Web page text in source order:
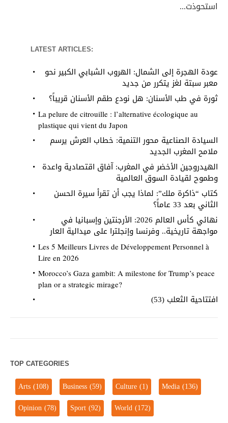
استحوذت...
LATEST ARTICLES:
عودة الهجرة إلى الشمال: الهروب الشبابي الكبير نحو
معبر سبتة لغز يتكرر من جديد
ثورة في طب الأسنان: هل نودع طقم الأسنان قريباً؟
La pelure de citrouille : l’alternative écologique au
plastique qui vient du Japon
السيادة الصناعية محور التنمية: خطاب العرش يرسم
ملامح المغرب الجديد
الهيدروجين الأخضر في المغرب: آفاق اقتصادية واعدة
وطموح لقيادة السوق العالمية
كتاب “ذاكرة ملك”: لماذا يجب أن تقرأ سيرة الحسن
الثاني بعد 33 عاماً؟
نهائي كأس العالم 2026: الأرجنتين وإسبانيا في
مواجهة تاريخية.. وفرنسا وإنجلترا على ميدالية العار
Les 5 Meilleurs Livres de Développement Personnel à
Lire en 2026
Morocco’s Gaza gambit: A milestone for Trump’s peace
plan or a strategic mirage?
افتتاحية الثعلب (53)
TOP CATEGORIES
Arts(108) Business(59) Culture(1) Media(136)
Opinion(78) Sport(92) World(172)